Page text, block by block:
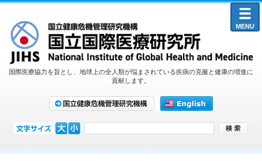
国際医療協力を旨とし、地球上の全人類が悩まされている疾病の克服と健康の増進に
貢献します。
MENU